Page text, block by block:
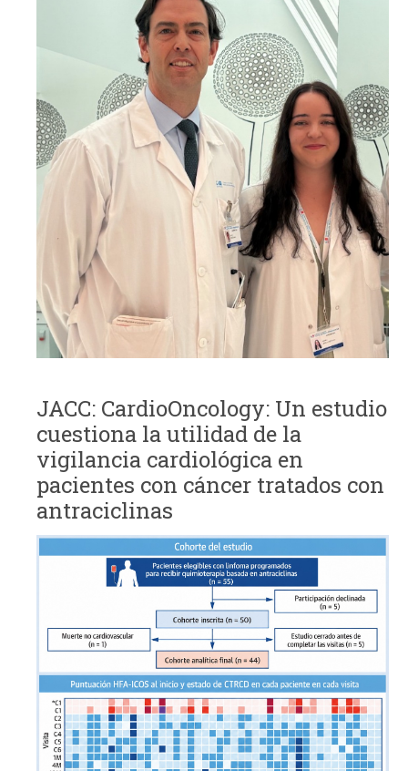
JACC: CardioOncology: Un estudio
cuestiona la utilidad de la
vigilancia cardiológica en
pacientes con cáncer tratados con
antraciclinas